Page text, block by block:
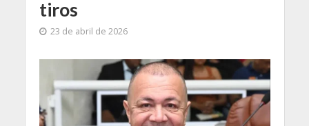
tiros
23 de abril de 2026